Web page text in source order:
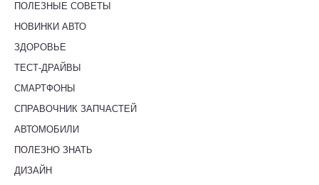
ПОЛЕЗНЫЕ СОВЕТЫ
НОВИНКИ АВТО
ЗДОРОВЬЕ
ТЕСТ-ДРАЙВЫ
СМАРТФОНЫ
СПРАВОЧНИК ЗАПЧАСТЕЙ
АВТОМОБИЛИ
ПОЛЕЗНО ЗНАТЬ
ДИЗАЙН